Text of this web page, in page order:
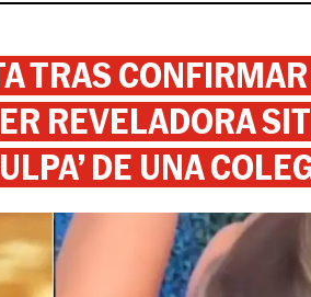
TRAS
REVELADORA
DE UNA